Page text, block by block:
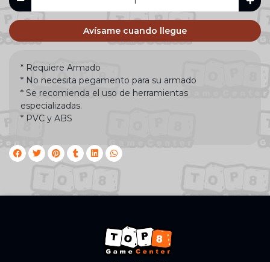
Avísame cuando llegue
* Requiere Armado
* No necesita pegamento para su armado
* Se recomienda el uso de herramientas
especializadas.
* PVC y ABS